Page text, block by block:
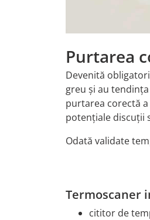
Purtarea
Devenită
greu și au
purtarea corectă
potențiale discuții
Odată validate
Termoscaner
cititor de